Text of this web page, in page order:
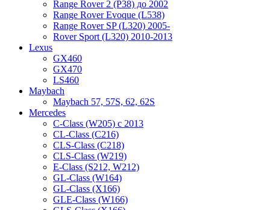
Range Rover 2 (P38) до 2002
Range Rover Evoque (L538)
Range Rover SP (L320) 2005-
Rover Sport (L320) 2010-2013
Lexus
GX460
GX470
LS460
Maybach
Maybach 57, 57S, 62, 62S
Mercedes
C-Class (W205) с 2013
CL-Class (C216)
CLS-Class (C218)
CLS-Class (W219)
E-Class (S212, W212)
GL-Class (W164)
GL-Class (X166)
GLE-Class (W166)